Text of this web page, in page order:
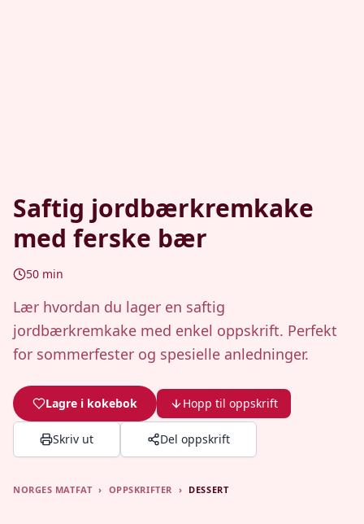
Saftig jordbærkremkake
med ferske bær
50 min
Lær hvordan du lager en saftig
jordbærkremkake med enkel oppskrift. Perfekt
for sommerfester og spesielle anledninger.
Lagre i kokebok Hopp til oppskrift
Skriv ut Del oppskrift
NORGES MATFAT › OPPSKRIFTER › DESSERT